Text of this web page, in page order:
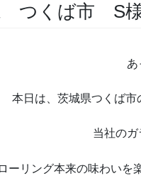
つくば市 S
あ
本日は、茨城県つくば
当社の
ーリング本来の味わいを